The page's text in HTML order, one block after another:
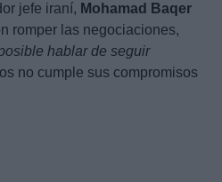
jefe iraní, Mohamad Baqer
romper las negociaciones,
hablar de seguir
no cumple sus compromisos